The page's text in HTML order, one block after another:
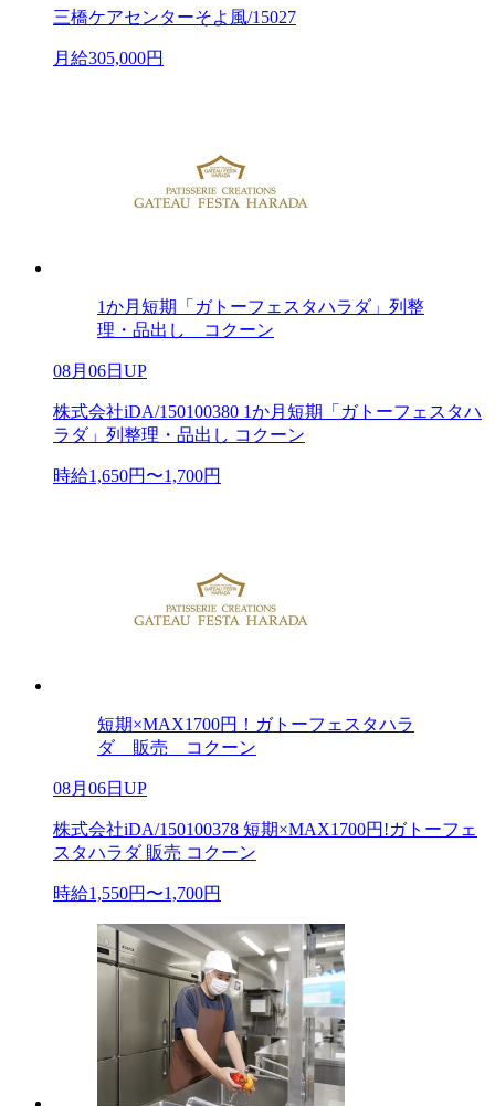
三橋ケアセンターそよ風/15027
月給305,000円
1か月短期「ガトーフェスタハラダ」列整
理・品出し コクーン
08月06日UP
株式会社iDA/150100380 1か月短期「ガトーフェスタハ
ラダ」列整理・品出し コクーン
時給1,650円〜1,700円
短期×MAX1700円！ガトーフェスタハラ
ダ 販売 コクーン
08月06日UP
株式会社iDA/150100378 短期×MAX1700円!ガトーフェ
スタハラダ 販売 コクーン
時給1,550円〜1,700円